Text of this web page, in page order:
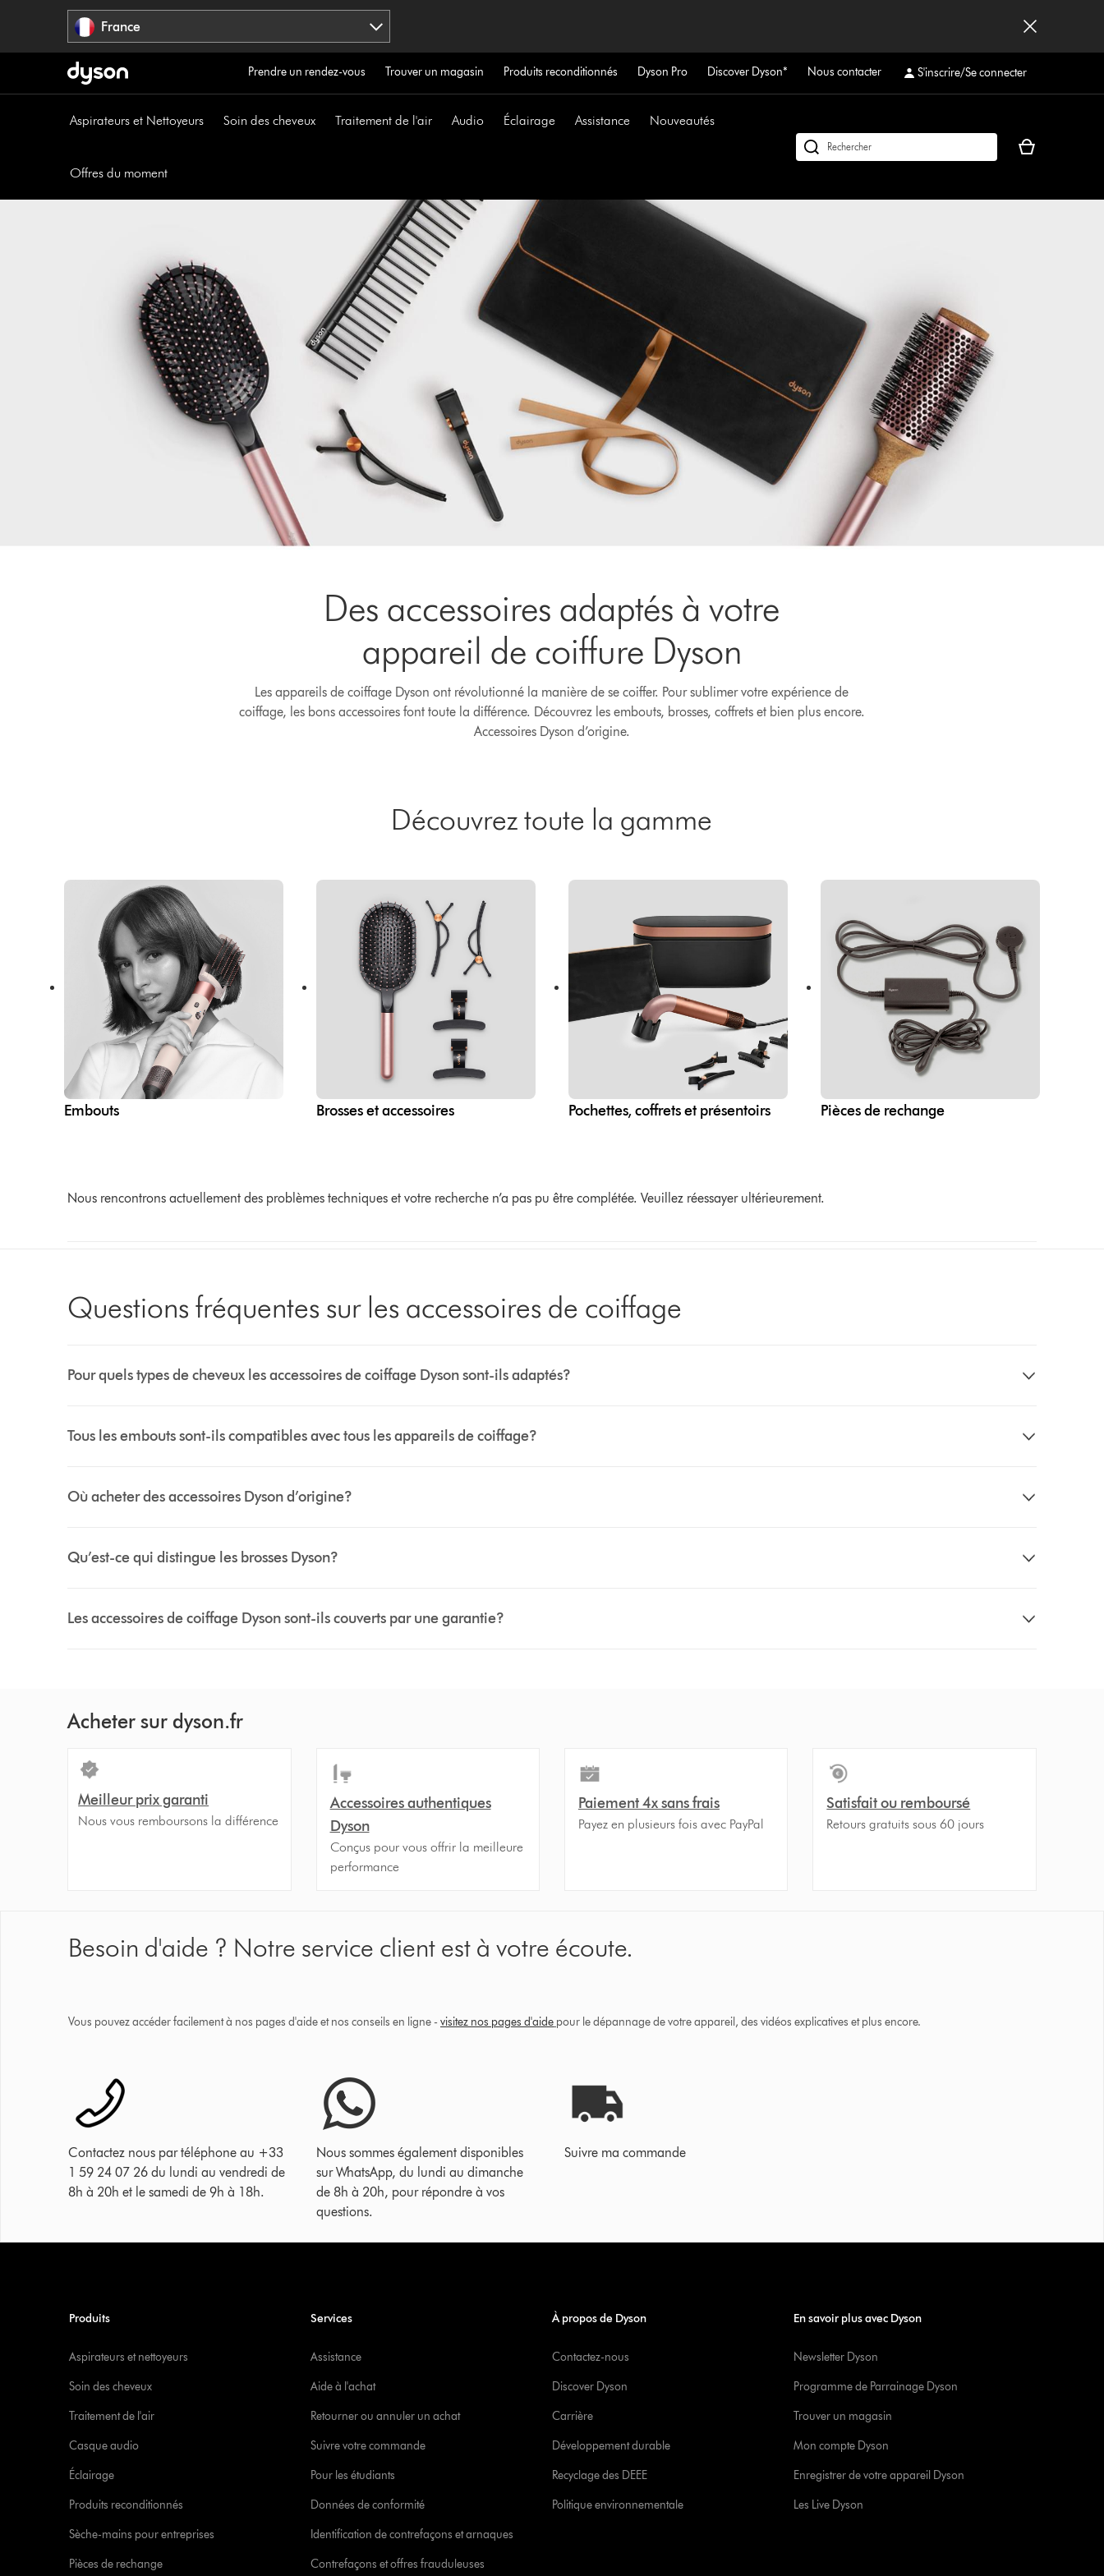
France
Prendre un rendez-vous Trouver un magasin Produits reconditionnés Dyson Pro Discover Dyson* Nous contacter S'inscrire/Se connecter
Aspirateurs et Nettoyeurs Soin des cheveux Traitement de l'air Audio Éclairage Assistance Nouveautés
Offres du moment
Rechercher
Votre
vide
Des accessoires adaptés à votre
appareil de coiffure Dyson
Les appareils de coiffage Dyson ont révolutionné la manière de se coiffer. Pour sublimer votre expérience de
coiffage, les bons accessoires font toute la différence. Découvrez les embouts, brosses, coffrets et bien plus encore.
Accessoires Dyson d’origine.
Découvrez toute la gamme
Embouts Brosses et accessoires Pochettes, coffrets et présentoirs Pièces de rechange
Nous rencontrons actuellement des problèmes techniques et votre recherche n’a pas pu être complétée. Veuillez réessayer ultérieurement.
Questions fréquentes sur les accessoires de coiffage
Pour quels types de cheveux les accessoires de coiffage Dyson sont-ils adaptés?
Tous les embouts sont-ils compatibles avec tous les appareils de coiffage?
Où acheter des accessoires Dyson d’origine?
Qu’est-ce qui distingue les brosses Dyson?
Les accessoires de coiffage Dyson sont-ils couverts par une garantie?
Acheter sur dyson.fr
Meilleur prix garanti
Nous vous remboursons la différence
Accessoires authentiques
Dyson
Conçus pour vous offrir la meilleure
performance
Paiement 4x sans frais
Payez en plusieurs fois avec PayPal
Satisfait ou remboursé
Retours gratuits sous 60 jours
Besoin d'aide ? Notre service client est à votre écoute.
Vous pouvez accéder facilement à nos pages d'aide et nos conseils en ligne - visitez nos pages d'aide pour le dépannage de votre appareil, des vidéos explicatives et plus encore.
Contactez nous par téléphone au +33
1 59 24 07 26 du lundi au vendredi de
8h à 20h et le samedi de 9h à 18h.
Nous sommes également disponibles
sur WhatsApp, du lundi au dimanche
de 8h à 20h, pour répondre à vos
questions.
Suivre ma commande
Produits
Aspirateurs et nettoyeurs
Soin des cheveux
Traitement de l'air
Casque audio
Éclairage
Produits reconditionnés
Sèche-mains pour entreprises
Pièces de rechange
Services
Assistance
Aide à l'achat
Retourner ou annuler un achat
Suivre votre commande
Pour les étudiants
Données de conformité
Identification de contrefaçons et arnaques
Contrefaçons et offres frauduleuses
À propos de Dyson
Contactez-nous
Discover Dyson
Carrière
Développement durable
Recyclage des DEEE
Politique environnementale
En savoir plus avec Dyson
Newsletter Dyson
Programme de Parrainage Dyson
Trouver un magasin
Mon compte Dyson
Enregistrer de votre appareil Dyson
Les Live Dyson